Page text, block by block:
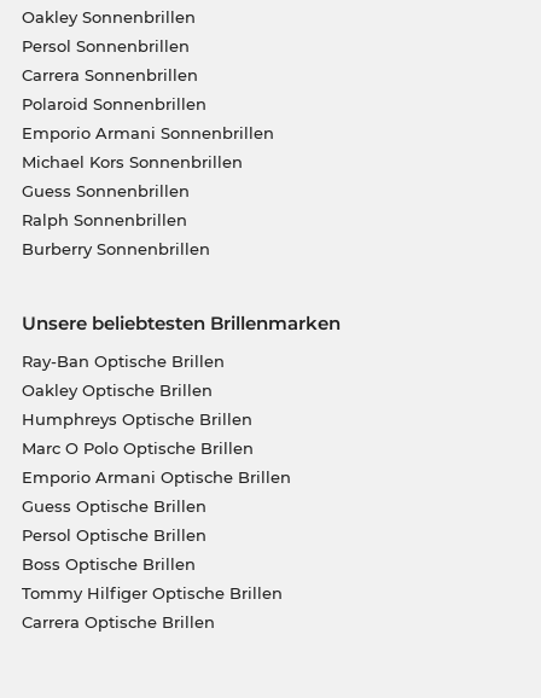
Oakley Sonnenbrillen
Persol Sonnenbrillen
Carrera Sonnenbrillen
Polaroid Sonnenbrillen
Emporio Armani Sonnenbrillen
Michael Kors Sonnenbrillen
Guess Sonnenbrillen
Ralph Sonnenbrillen
Burberry Sonnenbrillen
Unsere beliebtesten Brillenmarken
Ray-Ban Optische Brillen
Oakley Optische Brillen
Humphreys Optische Brillen
Marc O Polo Optische Brillen
Emporio Armani Optische Brillen
Guess Optische Brillen
Persol Optische Brillen
Boss Optische Brillen
Tommy Hilfiger Optische Brillen
Carrera Optische Brillen